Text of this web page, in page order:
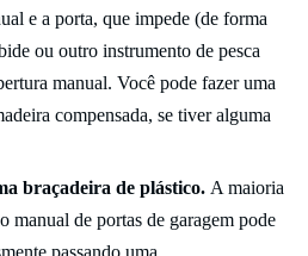
e a porta, que impede (de forma
ou outro instrumento de pesca
manual. Você pode fazer uma
compensada, se tiver alguma
braçadeira de plástico. A maioria
manual de portas de garagem pode